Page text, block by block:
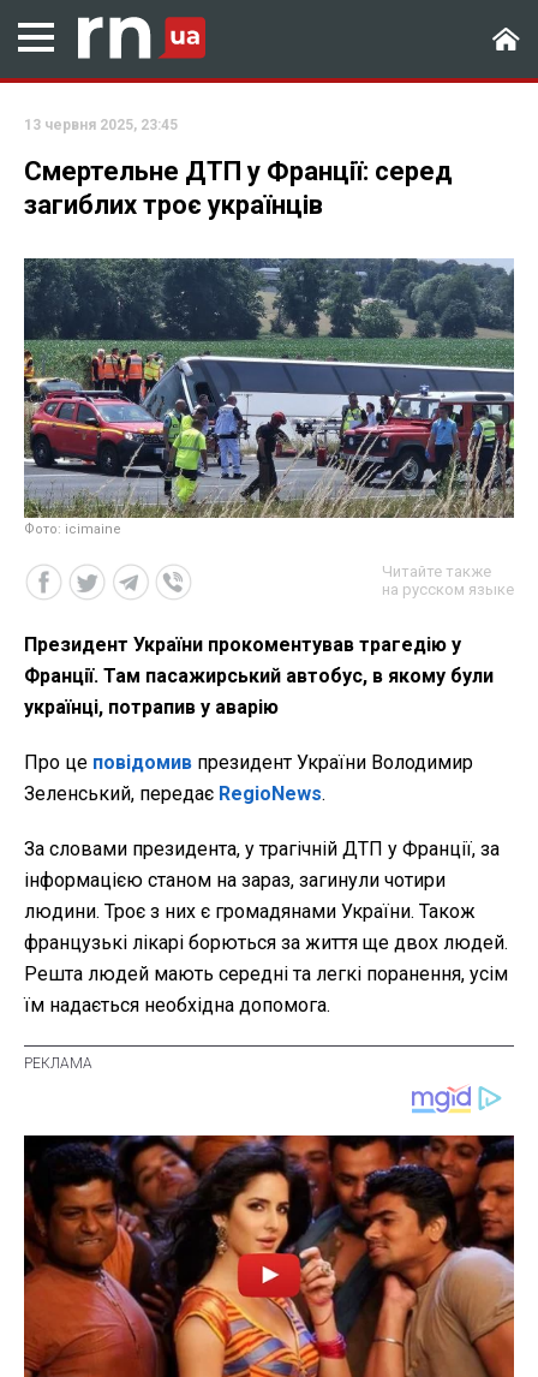
13 червня 2025, 23:45
Смертельне ДТП у Франції: серед
загиблих троє українців
Фото: icimaine
Читайте также
на русском языке
Президент України прокоментував трагедію у
Франції. Там пасажирський автобус, в якому були
українці, потрапив у аварію
Про це повідомив президент України Володимир
Зеленський, передає RegioNews.
За словами президента, у трагічній ДТП у Франції, за
інформацією станом на зараз, загинули чотири
людини. Троє з них є громадянами України. Також
французькі лікарі борються за життя ще двох людей.
Решта людей мають середні та легкі поранення, усім
їм надається необхідна допомога.